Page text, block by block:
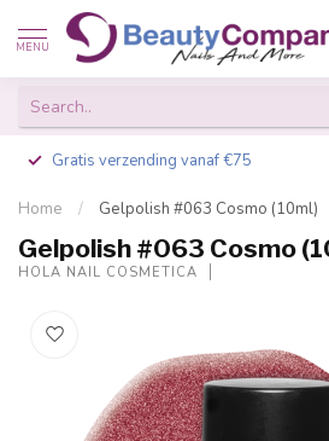
MENU
Gratis verzending vanaf €75
Home / Gelpolish #063 Cosmo (10ml)
Gelpolish #063 Cosmo
HOLA NAIL COSMETICA